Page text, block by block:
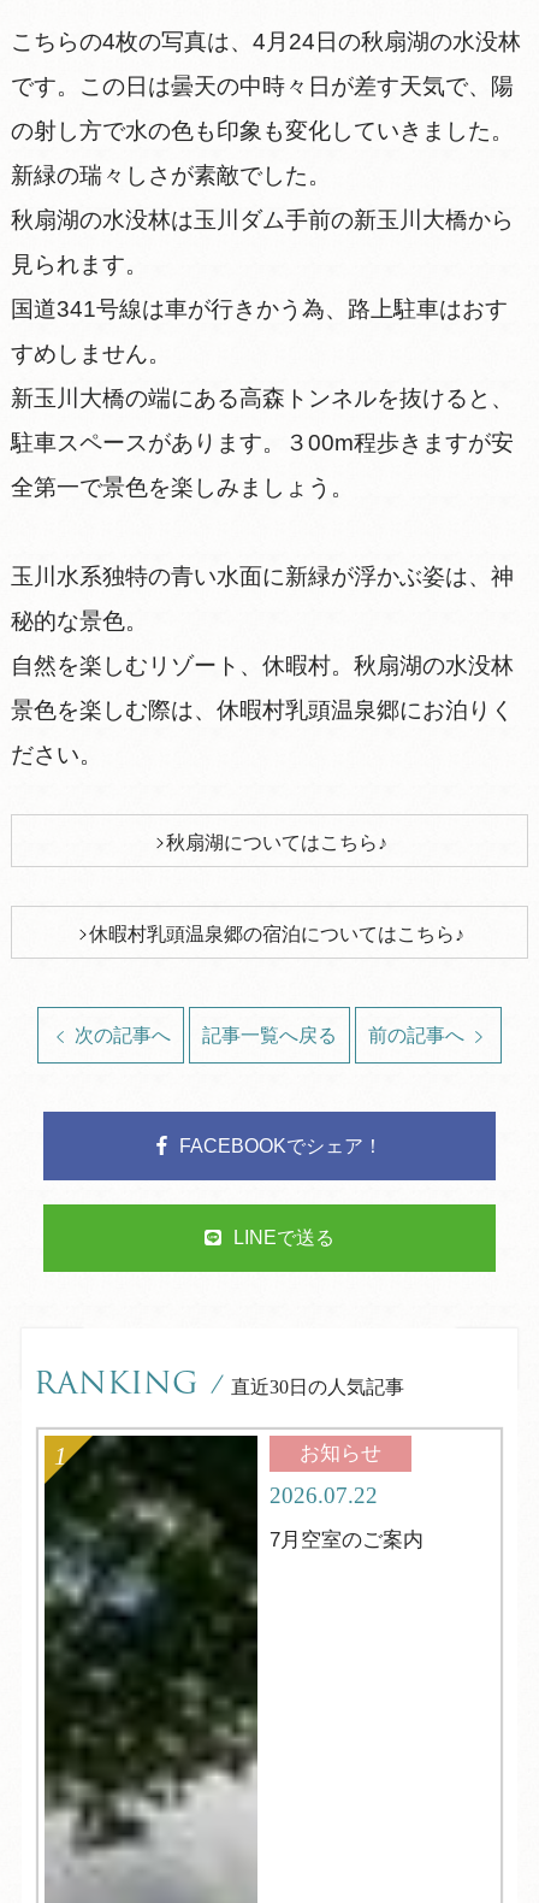
こちらの4枚の写真は、4月24日の秋扇湖の水没林
です。この日は曇天の中時々日が差す天気で、陽
の射し方で水の色も印象も変化していきました。
新緑の瑞々しさが素敵でした。
秋扇湖の水没林は玉川ダム手前の新玉川大橋から
見られます。
国道341号線は車が行きかう為、路上駐車はおす
すめしません。
新玉川大橋の端にある高森トンネルを抜けると、
駐車スペースがあります。３00m程歩きますが安
全第一で景色を楽しみましょう。
玉川水系独特の青い水面に新緑が浮かぶ姿は、神
秘的な景色。
自然を楽しむリゾート、休暇村。秋扇湖の水没林
景色を楽しむ際は、休暇村乳頭温泉郷にお泊りく
ださい。
秋扇湖についてはこちら♪
休暇村乳頭温泉郷の宿泊についてはこちら♪
次の記事へ 記事一覧へ戻る 前の記事へ
FACEBOOKでシェア！
LINEで送る
RANKING / 直近30日の人気記事
お知らせ
2026.07.22
7月空室のご案内